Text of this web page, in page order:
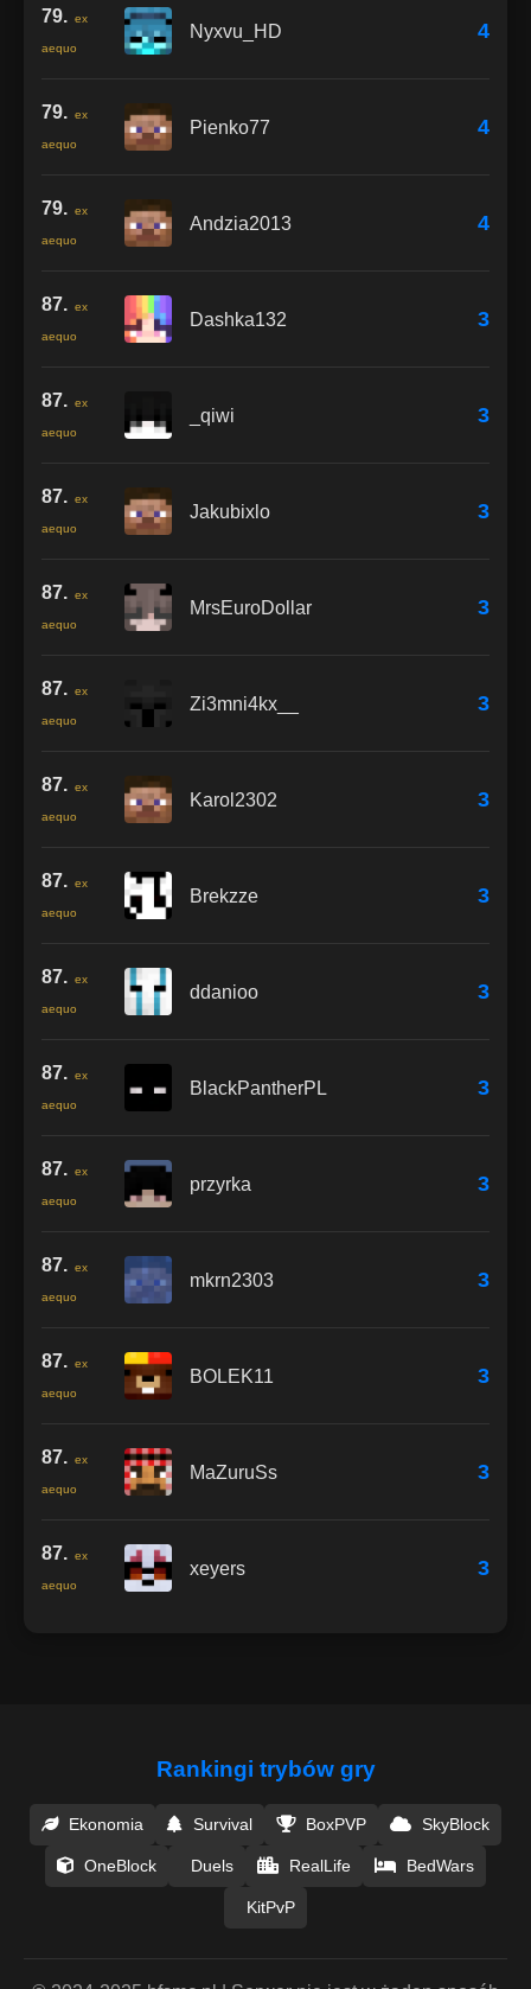
79. ex
aequo
Nyxvu_HD 4
79. ex
aequo
Pienko77 4
79. ex
aequo
Andzia2013 4
87. ex
aequo
Dashka132 3
87. ex
aequo
_qiwi 3
87. ex
aequo
Jakubixlo 3
87. ex
aequo
MrsEuroDollar 3
87. ex
aequo
Zi3mni4kx__ 3
87. ex
aequo
Karol2302 3
87. ex
aequo
Brekzze 3
87. ex
aequo
ddanioo 3
87. ex
aequo
BlackPantherPL 3
87. ex
aequo
przyrka 3
87. ex
aequo
mkrn2303 3
87. ex
aequo
BOLEK11 3
87. ex
aequo
MaZuruSs 3
87. ex
aequo
xeyers 3
Rankingi trybów gry
Ekonomia Survival BoxPVP SkyBlock
OneBlock Duels RealLife BedWars
KitPvP